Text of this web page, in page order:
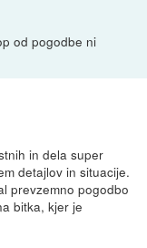
od pogodbe ni
in dela super
detajlov in situacije.
prevzemno pogodbo
bitka, kjer je